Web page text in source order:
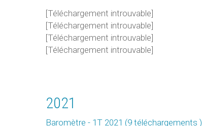
[Téléchargement introuvable]
[Téléchargement introuvable]
[Téléchargement introuvable]
[Téléchargement introuvable]
2021
Baromètre - 1T 2021 (9 téléchargements )